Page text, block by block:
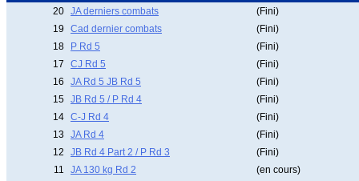
20 JA derniers combats
(Fini)
19
Cad dernier combats
(Fini)
18
P Rd 5
(Fini)
17
CJ Rd 5
(Fini)
16
JA Rd 5 JB Rd 5
(Fini)
15 JB Rd 5 / P Rd 4
(Fini)
14 C-J Rd 4
(Fini)
13
JA Rd 4
(Fini)
12
JB Rd 4 Part 2 / P Rd 3
(Fini)
11
JA 130 kg Rd 2
(en cours)